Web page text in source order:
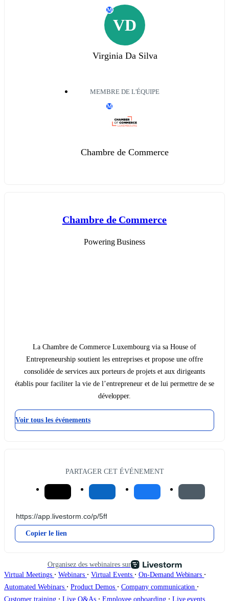
VD
M
Virginia Da Silva
MEMBRE DE L'ÉQUIPE
M
Chambre de Commerce
Chambre de Commerce
Powering Business
La Chambre de Commerce Luxembourg via sa House of
Entrepreneurship soutient les entreprises et propose une offre
consolidée de services aux porteurs de projets et aux dirigeants
établis pour faciliter la vie de l’entrepreneur et de lui permettre de se
développer.
Voir tous les événements
PARTAGER CET ÉVÉNEMENT
Copier le lien
Organisez des webinaires sur
Virtual Meetings ∙ Webinars ∙ Virtual Events ∙ On-Demand Webinars ∙
Automated Webinars ∙ Product Demos ∙ Company communication ∙
Customer training ∙ Live Q&As ∙ Employee onboarding ∙ Live events